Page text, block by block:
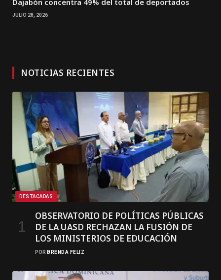
JULIO 28, 2026
NOTICIAS RECIENTES
DESTACADAS
OBSERVATORIO DE POLÍTICAS PÚBLICAS
DE LA UASD RECHAZAN LA FUSIÓN DE
LOS MINISTERIOS DE EDUCACIÓN
POR BRENDA FELIZ